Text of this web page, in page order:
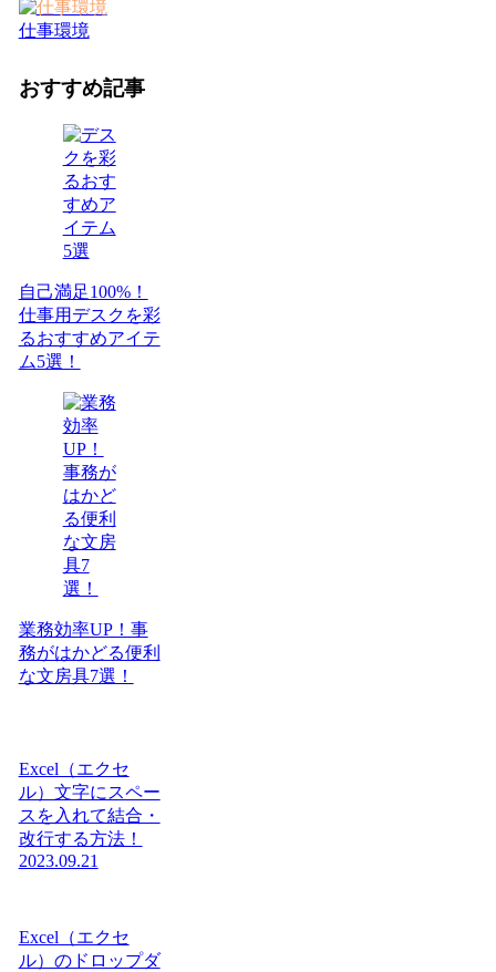
仕事環境
おすすめ記事
自己満足100%！
仕事用デスクを彩
るおすすめアイテ
ム5選！
業務効率UP！事
務がはかどる便利
な文房具7選！
Excel（エクセ
ル）文字にスペー
スを入れて結合・
改行する方法！
2023.09.21
Excel（エクセ
ル）のドロップダ